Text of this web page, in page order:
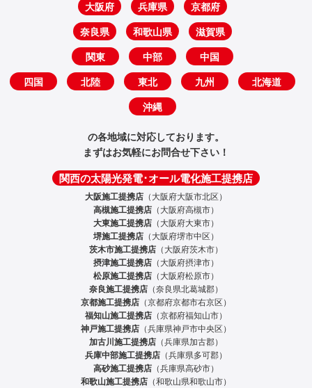
大阪府 兵庫県 京都府
奈良県 和歌山県 滋賀県
関東 中部 中国
四国 北陸 東北 九州 北海道
沖縄
の各地域に対応しております。
まずはお気軽にお問合せ下さい！
関西の太陽光発電･オール電化施工提携店
大阪施工提携店 （大阪府大阪市北区）
高槻施工提携店 （大阪府高槻市）
大東施工提携店 （大阪府大東市）
堺施工提携店 （大阪府堺市中区）
茨木市施工提携店 （大阪府茨木市）
摂津施工提携店 （大阪府摂津市）
松原施工提携店 （大阪府松原市）
奈良施工提携店 （奈良県北葛城郡）
京都施工提携店 （京都府京都市右京区）
福知山施工提携店 （京都府福知山市）
神戸施工提携店 （兵庫県神戸市中央区）
加古川施工提携店 （兵庫県加古郡）
兵庫中部施工提携店 （兵庫県多可郡）
高砂施工提携店 （兵庫県高砂市）
和歌山施工提携店 （和歌山県和歌山市）